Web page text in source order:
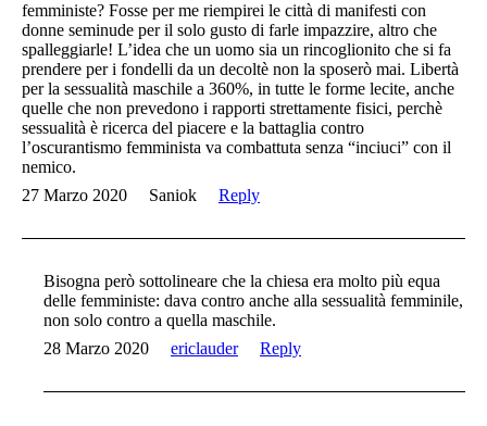
femministe? Fosse per me riempirei le città di manifesti con
donne seminude per il solo gusto di farle impazzire, altro che
spalleggiarle! L’idea che un uomo sia un rincoglionito che si fa
prendere per i fondelli da un decoltè non la sposerò mai. Libertà
per la sessualità maschile a 360%, in tutte le forme lecite, anche
quelle che non prevedono i rapporti strettamente fisici, perchè
sessualità è ricerca del piacere e la battaglia contro
l’oscurantismo femminista va combattuta senza “inciuci” con il
nemico.
27 Marzo 2020
Saniok Reply
Bisogna però sottolineare che la chiesa era molto più equa
delle femministe: dava contro anche alla sessualità femminile,
non solo contro a quella maschile.
28 Marzo 2020
ericlauder Reply